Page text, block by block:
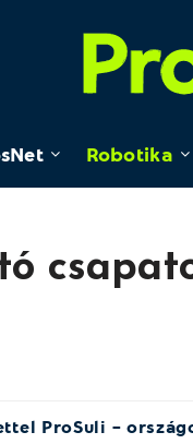
Robotika
ProSuli –